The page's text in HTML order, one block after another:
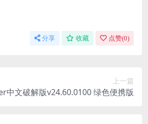
分享 收藏 点赞(0)
上一篇
中文破解版v24.60.0100 绿色便携版